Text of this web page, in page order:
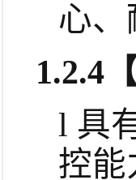
心、
1.2.4
l 具
控能